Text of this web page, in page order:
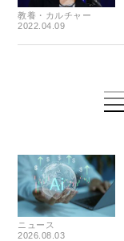
教養・カルチャー
2022.04.09
ニュース
2026.08.03